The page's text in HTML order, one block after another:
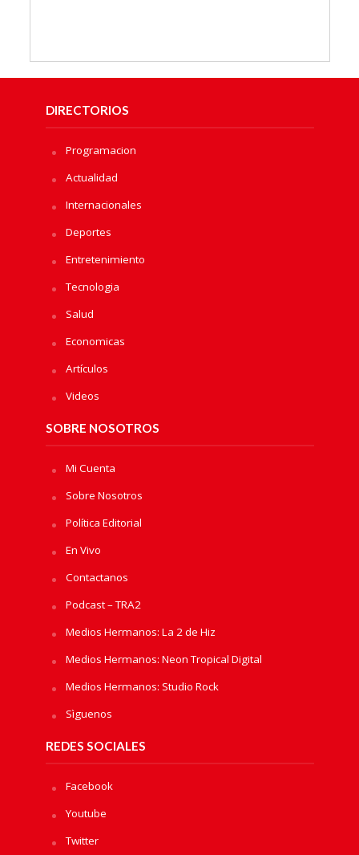
DIRECTORIOS
Programacion
Actualidad
Internacionales
Deportes
Entretenimiento
Tecnologia
Salud
Economicas
Artículos
Videos
SOBRE NOSOTROS
Mi Cuenta
Sobre Nosotros
Política Editorial
En Vivo
Contactanos
Podcast – TRA2
Medios Hermanos: La 2 de Hiz
Medios Hermanos: Neon Tropical Digital
Medios Hermanos: Studio Rock
Sìguenos
REDES SOCIALES
Facebook
Youtube
Twitter